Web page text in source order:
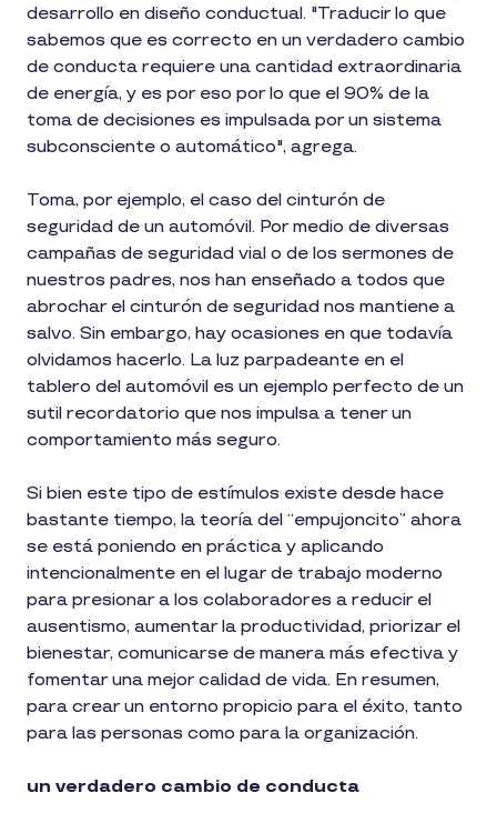
desarrollo en diseño conductual. "Traducir lo que
sabemos que es correcto en un verdadero cambio
de conducta requiere una cantidad extraordinaria
de energía, y es por eso por lo que el 90% de la
toma de decisiones es impulsada por un sistema
subconsciente o automático", agrega.
Toma, por ejemplo, el caso del cinturón de
seguridad de un automóvil. Por medio de diversas
campañas de seguridad vial o de los sermones de
nuestros padres, nos han enseñado a todos que
abrochar el cinturón de seguridad nos mantiene a
salvo. Sin embargo, hay ocasiones en que todavía
olvidamos hacerlo. La luz parpadeante en el
tablero del automóvil es un ejemplo perfecto de un
sutil recordatorio que nos impulsa a tener un
comportamiento más seguro.
Si bien este tipo de estímulos existe desde hace
bastante tiempo, la teoría del “empujoncito” ahora
se está poniendo en práctica y aplicando
intencionalmente en el lugar de trabajo moderno
para presionar a los colaboradores a reducir el
ausentismo, aumentar la productividad, priorizar el
bienestar, comunicarse de manera más efectiva y
fomentar una mejor calidad de vida. En resumen,
para crear un entorno propicio para el éxito, tanto
para las personas como para la organización.
un verdadero cambio de conducta